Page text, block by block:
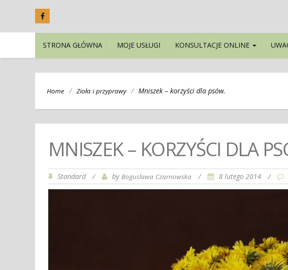
STRONA GŁÓWNA MOJE USŁUGI KONSULTACJE ONLINE
Home / Zioła i przyprawy / Mniszek – korzyści dla psów.
MNISZEK – KORZYŚCI DLA
Standard / by Boguslawa Czarnowska / 8 lutego 2014 /